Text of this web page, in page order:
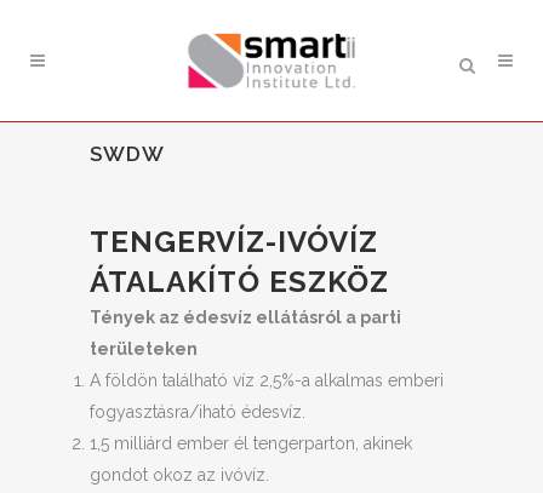
SWDW
TENGERVÍZ-IVÓVÍZ
ÁTALAKÍTÓ ESZKÖZ
Tények az édesvíz ellátásról a parti
területeken
A földön található víz 2,5%-a alkalmas emberi
fogyasztásra/iható édesvíz.
1,5 milliárd ember él tengerparton, akinek
gondot okoz az ivóvíz.